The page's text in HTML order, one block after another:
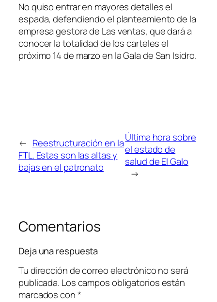
No quiso entrar en mayores detalles el
espada, defendiendo el planteamiento de la
empresa gestora de Las ventas, que dará a
conocer la totalidad de los carteles el
próximo 14 de marzo en la Gala de San Isidro.
← Reestructuración en la
FTL. Estas son las altas y
bajas en el patronato
Última hora sobre
el estado de
salud de El Galo
→
Comentarios
Deja una respuesta
Tu dirección de correo electrónico no será
publicada. Los campos obligatorios están
marcados con*